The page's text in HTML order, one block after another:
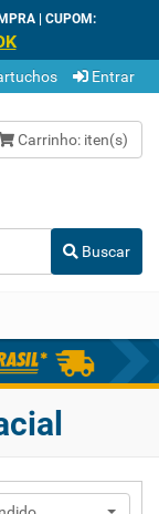
| CUPOM:
Entrar
Carrinho: iten(s)
Buscar